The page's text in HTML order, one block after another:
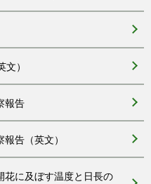
）
報告
告（英文）
に及ぼす温度と日長の